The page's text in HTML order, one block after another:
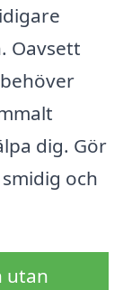
Oavsett
dig. Gör
och
utan